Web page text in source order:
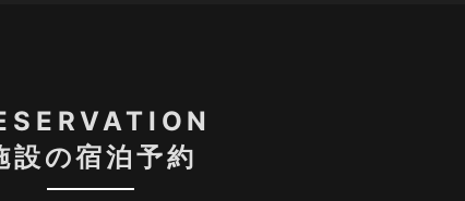
設の宿泊予約